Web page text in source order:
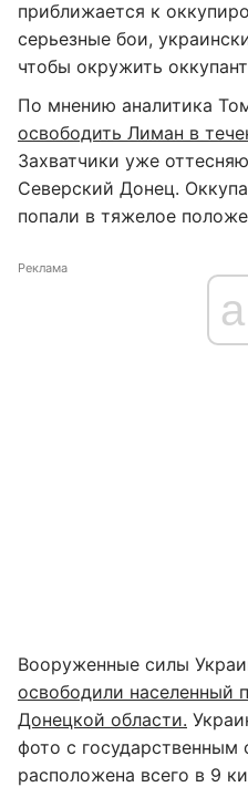
приближается к
серьезные бои,
чтобы окружить
По мнению аналитика
освободить Лиман в
Захватчики уже
Северский Донец.
попали в тяжелое
Реклама
Вооруженные силы
освободили населенный
Донецкой области.
фото с государственным
расположена всего в 9